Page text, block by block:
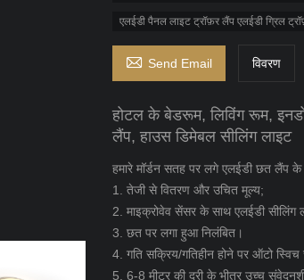
एलईडी पैनल लाइट ट्रॉफ़र लैंप एलईडी ग्रिल
 Send Email विवरण
होटल के बेडरूम, लिविंग रूम,
लैंप, हाउस डिमेबल सीलिंग लाइट
हमारे मॉर्डन सतह पर लगे एलईडी छत लैंप के
1. तेजी से वितरण और उचित मूल्य;
2. माइक्रोवेव सेंसर के साथ एलईडी सीलिंग
3. छत पर लगा हुआ निलंबित।
4. गति सक्रिय/गतिहीन होने पर ऑटो स्विच
5. 6-8 मीटर की दूरी के भीतर उच्च